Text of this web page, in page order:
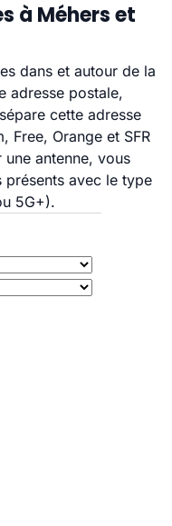
à Méhers et
dans et autour de la
adresse postale,
cette adresse
Free, Orange et SFR
antenne, vous
avec le type
5G+).